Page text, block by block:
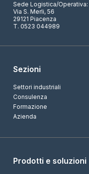
Sede Logistica/Operativa:
Via S. Merli, 56
29121 Piacenza
T. 0523 044989
Sezioni
Settori industriali
Consulenza
Formazione
Azienda
Prodotti e soluzioni